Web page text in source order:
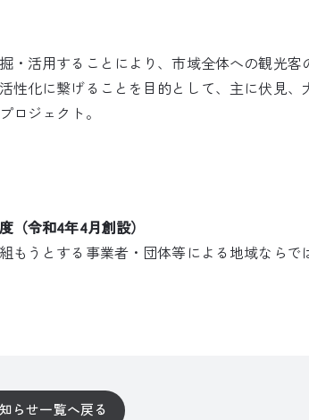
・活用することにより、市域全体への観光客
性化に繋げることを目的として、主に伏見、
ロジェクト。
（令和4年4月創設）
もうとする事業者・団体等による地域ならで
らせ一覧へ戻る